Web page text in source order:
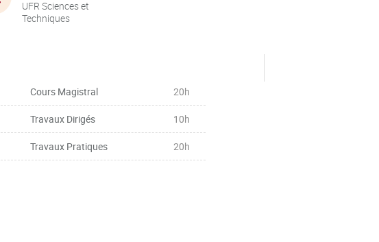
UFR Sciences et
Techniques
Cours Magistral 20h
Travaux Dirigés 10h
Travaux Pratiques 20h